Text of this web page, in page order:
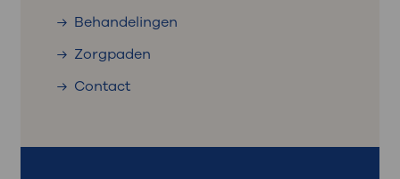
Behandelingen
Zorgpaden
Contact